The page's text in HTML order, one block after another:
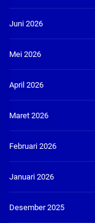
Juni 2026
Mei 2026
April 2026
Maret 2026
Februari 2026
Januari 2026
Desember 2025